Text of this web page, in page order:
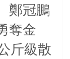
鄭冠鵬
奪金
斤級散